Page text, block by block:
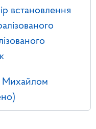
встановлення
Михайлом